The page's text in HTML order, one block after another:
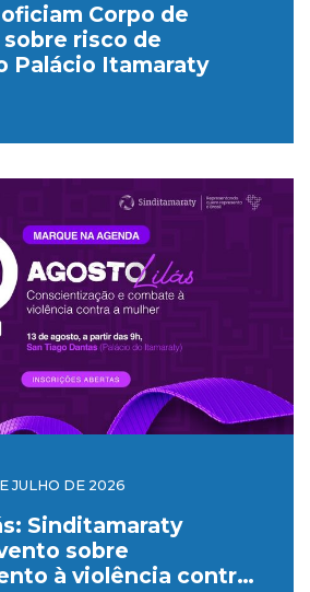
Corpo de
risco de
Palácio Itamaraty
JULHO DE 2026
Sinditamaraty
sobre
à violência contra